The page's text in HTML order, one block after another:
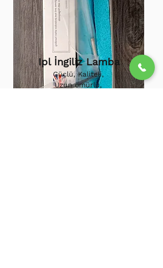
Ipl İngiliz Lamba
Güçlü, Kaliteli,
Uzun ömürlü,